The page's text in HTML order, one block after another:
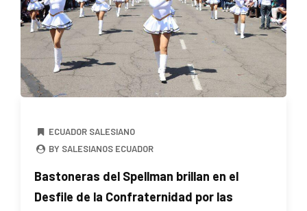
ECUADOR SALESIANO
BY SALESIANOS ECUADOR
Bastoneras del Spellman brillan en el
Desfile de la Confraternidad por las